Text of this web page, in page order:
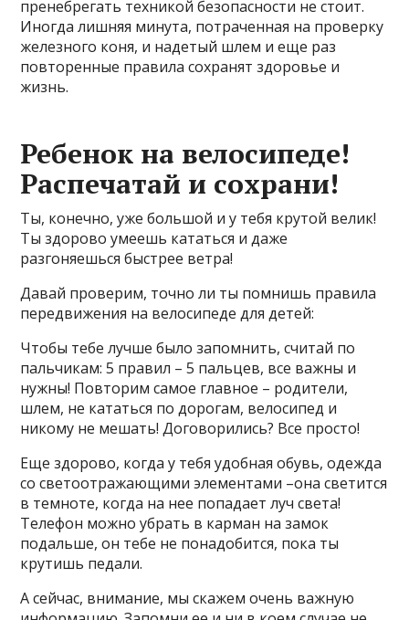
пренебрегать техникой безопасности не стоит.
Иногда лишняя минута, потраченная на проверку
железного коня, и надетый шлем и еще раз
повторенные правила сохранят здоровье и
жизнь.
Ребенок на велосипеде!
Распечатай и сохрани!
Ты, конечно, уже большой и у тебя крутой велик!
Ты здорово умеешь кататься и даже
разгоняешься быстрее ветра!
Давай проверим, точно ли ты помнишь правила
передвижения на велосипеде для детей:
Чтобы тебе лучше было запомнить, считай по
пальчикам: 5 правил – 5 пальцев, все важны и
нужны! Повторим самое главное – родители,
шлем, не кататься по дорогам, велосипед и
никому не мешать! Договорились? Все просто!
Еще здорово, когда у тебя удобная обувь, одежда
со светоотражающими элементами –она светится
в темноте, когда на нее попадает луч света!
Телефон можно убрать в карман на замок
подальше, он тебе не понадобится, пока ты
крутишь педали.
А сейчас, внимание, мы скажем очень важную